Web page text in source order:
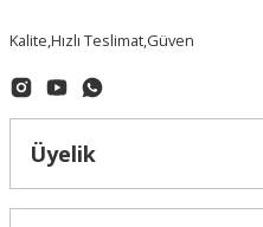
Kalite,Hızlı Teslimat,Güven
Üyelik